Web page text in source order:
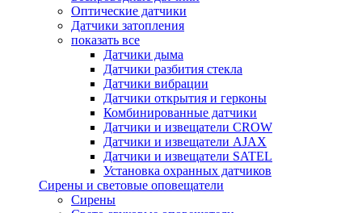
Оптические датчики
Датчики затопления
показать все
Датчики дыма
Датчики разбития стекла
Датчики вибрации
Датчики открытия и герконы
Комбинированные датчики
Датчики и извещатели CROW
Датчики и извещатели AJAX
Датчики и извещатели SATEL
Установка охранных датчиков
Сирены и световые оповещатели
Сирены